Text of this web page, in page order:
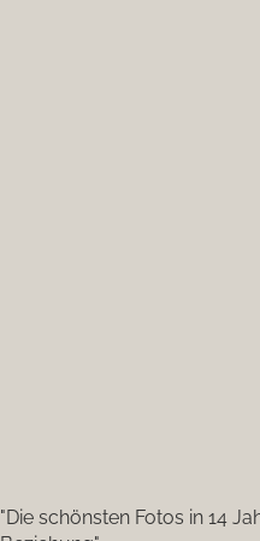
"Die schönsten Fotos in 14